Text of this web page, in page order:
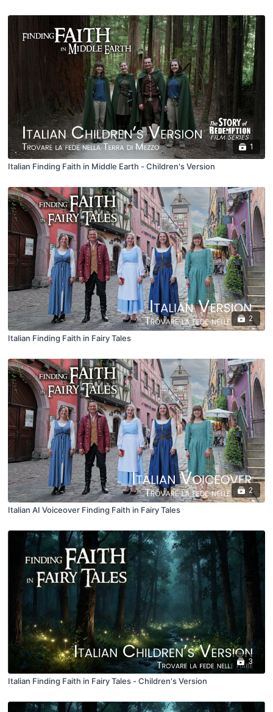
1
Italian Finding Faith in Middle Earth - Children's Version
2
Italian Finding Faith in Fairy Tales
2
Italian AI Voiceover Finding Faith in Fairy Tales
3
Italian Finding Faith in Fairy Tales - Children's Version